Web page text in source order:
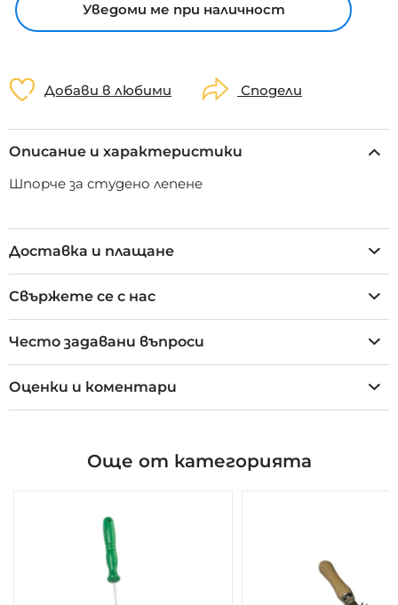
Уведоми ме при наличност
Добави в любими Сподели
Описание и характеристики
Шпорче за студено лепене
Доставка и плащане
Свържете се с нас
Често задавани въпроси
Оценки и коментари
Още от категорията